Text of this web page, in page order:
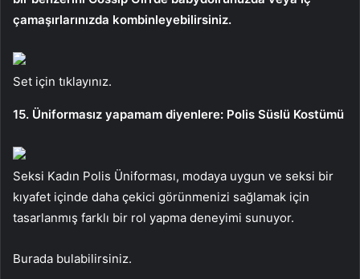
çamaşırlarınızda kombinleyebilirsiniz.
Set için tıklayınız.
15. Üniformasız yapamam diyenlere: Polis Süslü Kostümü
Seksi Kadın Polis Üniforması, modaya uygun ve seksi bir
kıyafet içinde daha çekici görünmenizi sağlamak için
tasarlanmış farklı bir rol yapma deneyimi sunuyor.
Burada bulabilirsiniz.